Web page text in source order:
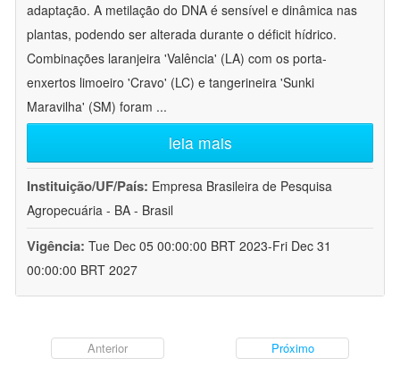
adaptação. A metilação do DNA é sensível e dinâmica nas
plantas, podendo ser alterada durante o déficit hídrico.
Combinações laranjeira 'Valência' (LA) com os porta-
enxertos limoeiro 'Cravo' (LC) e tangerineira 'Sunki
Maravilha' (SM) foram ...
leia mais
Instituição/UF/País: Empresa Brasileira de Pesquisa
Agropecuária - BA - Brasil
Vigência: Tue Dec 05 00:00:00 BRT 2023-Fri Dec 31
00:00:00 BRT 2027
Anterior Próximo